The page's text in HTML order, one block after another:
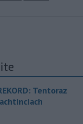
Tentoraz